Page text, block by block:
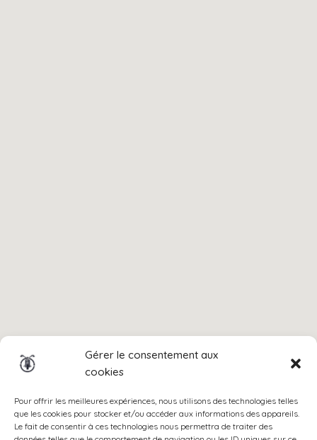
Gérer le consentement aux
cookies
Pour offrir les meilleures expériences, nous utilisons des technologies telles
que les cookies pour stocker et/ou accéder aux informations des appareils.
Le fait de consentir à ces technologies nous permettra de traiter des